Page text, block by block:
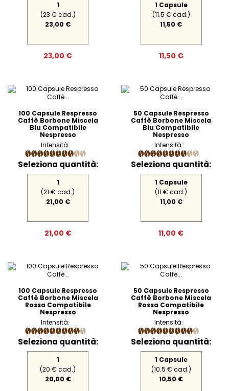
1
(23 € cad.)
23,00 €
23,00 €
1 Capsule
(11.5 € cad.)
11,50 €
11,50 €
100 Capsule Respresso
Caffè Borbone Miscela
Blu Compatibile
Nespresso
Intensità:
Seleziona quantità:
1
(21 € cad.)
21,00 €
21,00 €
50 Capsule Respresso
Caffè Borbone Miscela
Blu Compatibile
Nespresso
Intensità:
Seleziona quantità:
1 Capsule
(11 € cad.)
11,00 €
11,00 €
100 Capsule Respresso
Caffè Borbone Miscela
Rossa Compatibile
Nespresso
Intensità:
Seleziona quantità:
1
(20 € cad.)
20,00 €
50 Capsule Respresso
Caffè Borbone Miscela
Rossa Compatibile
Nespresso
Intensità:
Seleziona quantità:
1 Capsule
(10.5 € cad.)
10,50 €